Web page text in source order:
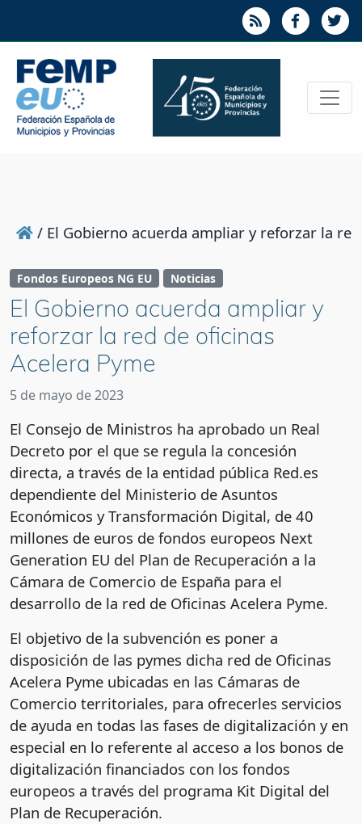
/ El Gobierno acuerda ampliar y reforzar la
Fondos Europeos NG EU Noticias
El Gobierno acuerda ampliar y
reforzar la red de oficinas
Acelera Pyme
5 de mayo de 2023
El Consejo de Ministros ha aprobado un Real
Decreto por el que se regula la concesión
directa, a través de la entidad pública Red.es
dependiente del Ministerio de Asuntos
Económicos y Transformación Digital, de 40
millones de euros de fondos europeos Next
Generation EU del Plan de Recuperación a la
Cámara de Comercio de España para el
desarrollo de la red de Oficinas Acelera Pyme.
El objetivo de la subvención es poner a
disposición de las pymes dicha red de Oficinas
Acelera Pyme ubicadas en las Cámaras de
Comercio territoriales, para ofrecerles servicios
de ayuda en todas las fases de digitalización y en
especial en lo referente al acceso a los bonos de
digitalización financiados con los fondos
europeos a través del programa Kit Digital del
Plan de Recuperación.